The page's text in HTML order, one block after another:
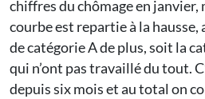
chiffres du chômage en janvier,
courbe est repartie à la hausse,
de catégorie A de plus, soit la
qui n’ont pas travaillé du tout.
depuis six mois et au total on